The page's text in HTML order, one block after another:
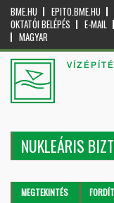
BME.HU EPITO.BME.HU
OKTATÓI BELÉPÉS
E-MAIL
MAGYAR
NUKLEÁRIS
Elsődleges
MEGTEKINTÉS (AKTÍV